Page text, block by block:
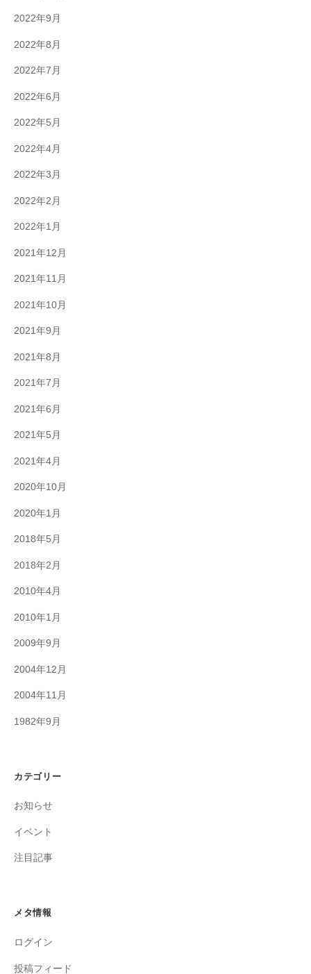
2022年9月
2022年8月
2022年7月
2022年6月
2022年5月
2022年4月
2022年3月
2022年2月
2022年1月
2021年12月
2021年11月
2021年10月
2021年9月
2021年8月
2021年7月
2021年6月
2021年5月
2021年4月
2020年10月
2020年1月
2018年5月
2018年2月
2010年4月
2010年1月
2009年9月
2004年12月
2004年11月
1982年9月
カテゴリー
お知らせ
イベント
注目記事
メタ情報
ログイン
投稿フィード